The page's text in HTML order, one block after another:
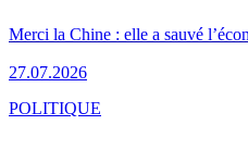
Merci la Chine : elle a sauvé
27.07.2026
POLITIQUE